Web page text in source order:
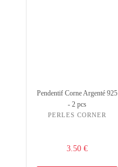
Pendentif Corne Argenté 925
- 2 pcs
PERLES CORNER
3.50 €